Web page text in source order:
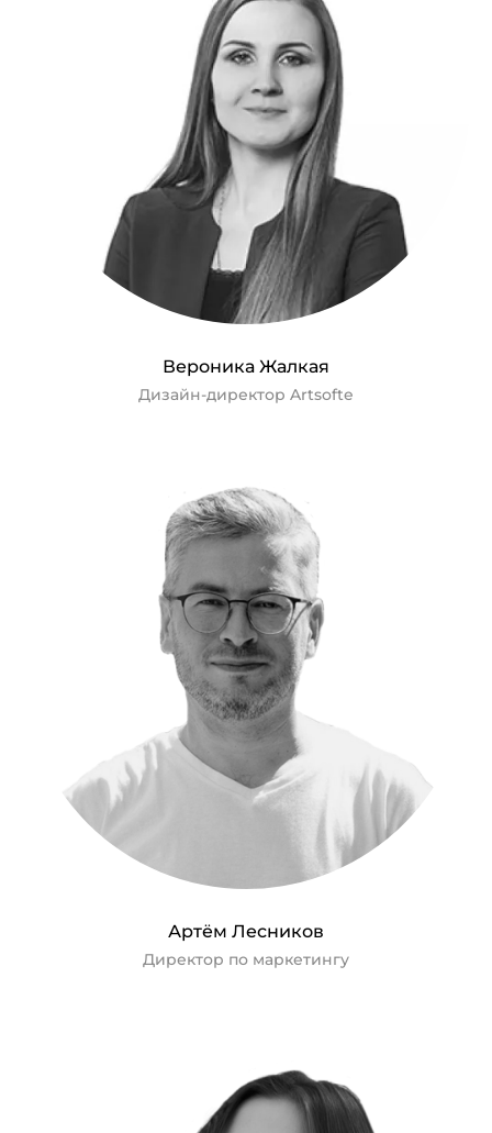
Вероника Жалкая
Дизайн-директор Artsofte
Артём Лесников
Директор по маркетингу